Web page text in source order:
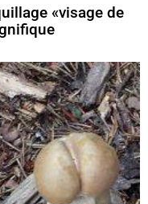
«visage de